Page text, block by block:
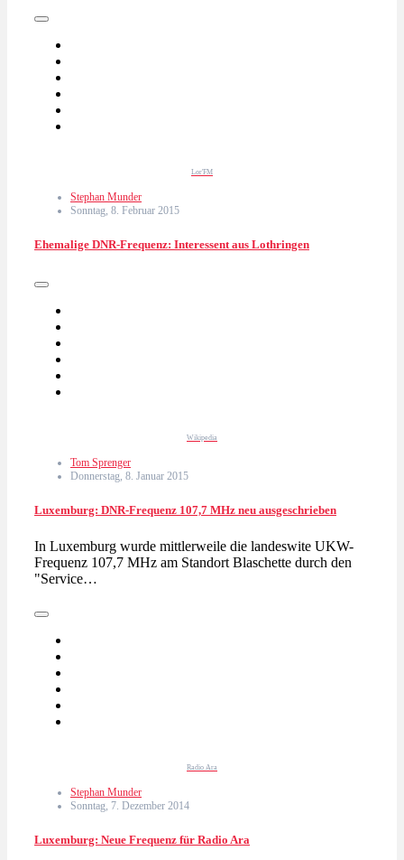
Lor'FM
Stephan Munder
Sonntag, 8. Februar 2015
Ehemalige DNR-Frequenz: Interessent aus Lothringen
Wikipedia
Tom Sprenger
Donnerstag, 8. Januar 2015
Luxemburg: DNR-Frequenz 107,7 MHz neu ausgeschrieben
In Luxemburg wurde mittlerweile die landeswite UKW-
Frequenz 107,7 MHz am Standort Blaschette durch den
"Service…
Radio Ara
Stephan Munder
Sonntag, 7. Dezember 2014
Luxemburg: Neue Frequenz für Radio Ara